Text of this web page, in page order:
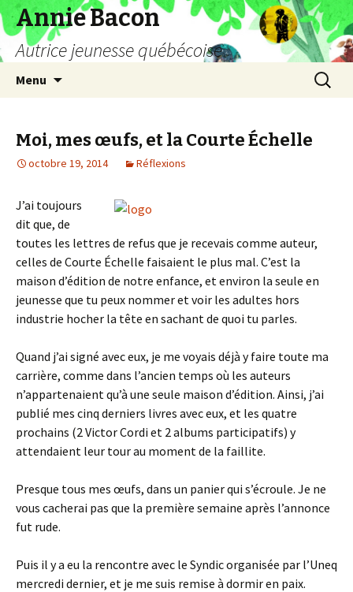
Annie Bacon
Autrice jeunesse québécoise
Menu
Moi, mes œufs, et la Courte Échelle
octobre 19, 2014 Réflexions
J’ai toujours
dit que, de
toutes les lettres de refus que je recevais comme auteur,
celles de Courte Échelle faisaient le plus mal. C’est la
maison d’édition de notre enfance, et environ la seule en
jeunesse que tu peux nommer et voir les adultes hors
industrie hocher la tête en sachant de quoi tu parles.
Quand j’ai signé avec eux, je me voyais déjà y faire toute ma
carrière, comme dans l’ancien temps où les auteurs
n’appartenaient qu’à une seule maison d’édition. Ainsi, j’ai
publié mes cinq derniers livres avec eux, et les quatre
prochains (2 Victor Cordi et 2 albums participatifs) y
attendaient leur tour au moment de la faillite.
Presque tous mes œufs, dans un panier qui s’écroule. Je ne
vous cacherai pas que la première semaine après l’annonce
fut rude.
Puis il y a eu la rencontre avec le Syndic organisée par l’Uneq
mercredi dernier, et je me suis remise à dormir en paix.